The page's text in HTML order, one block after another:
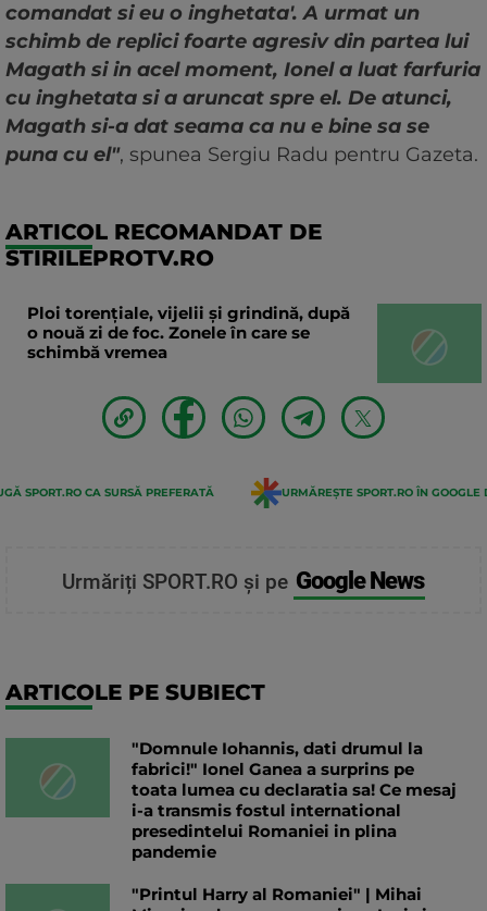
comandat si eu o inghetata'. A urmat un
schimb de replici foarte agresiv din partea lui
Magath si in acel moment, Ionel a luat farfuria
cu inghetata si a aruncat spre el. De atunci,
Magath si-a dat seama ca nu e bine sa se
puna cu el", spunea Sergiu Radu pentru Gazeta.
ARTICOL RECOMANDAT DE
STIRILEPROTV.RO
Ploi torențiale, vijelii și grindină, după
o nouă zi de foc. Zonele în care se
schimbă vremea
SPORT.RO CA SURSĂ PREFERATĂ URMĂREȘTE SPORT.RO ÎN GOOGLE
Urmăriți SPORT.RO și pe Google News
ARTICOLE PE SUBIECT
"Domnule Iohannis, dati drumul la
fabrici!" Ionel Ganea a surprins pe
toata lumea cu declaratia sa! Ce mesaj
i-a transmis fostul international
presedintelui Romaniei in plina
pandemie
"Printul Harry al Romaniei" | Mihai